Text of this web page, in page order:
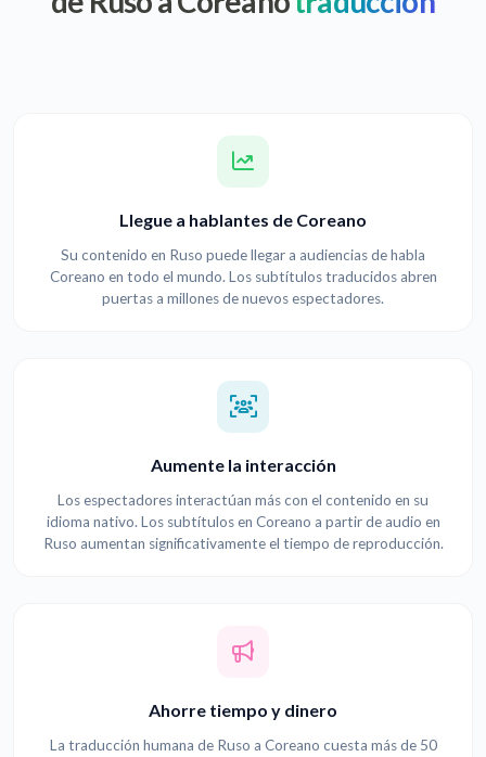
Llegue a hablantes de Coreano
Su contenido en Ruso puede llegar a audiencias de habla
Coreano en todo el mundo. Los subtítulos traducidos abren
puertas a millones de nuevos espectadores.
Aumente la interacción
Los espectadores interactúan más con el contenido en su
idioma nativo. Los subtítulos en Coreano a partir de audio en
Ruso aumentan significativamente el tiempo de reproducción.
Ahorre tiempo y dinero
La traducción humana de Ruso a Coreano cuesta más de 50